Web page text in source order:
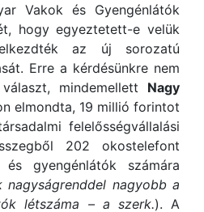
Vakok és Gyengénlátók
hogy egyeztetett-e velük
az új sorozatú
Erre a kérdésünkre nem
mindemellett Nagy
elmondta, 19 millió forintot
felelősségvállalási
202 okostelefont
gyengénlátók számára
nagyságrenddel nagyobb a
létszáma – a szerk.). A